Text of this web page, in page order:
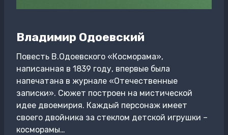
Владимир Одоевский
Повесть В.Одоевского «Косморама»,
написанная в 1839 году, впервые была
напечатана в журнале «Отечественные
записки». Сюжет построен на мистической
идее двоемирия. Каждый персонаж имеет
своего двойника за стеклом детской игрушки –
косморамы…